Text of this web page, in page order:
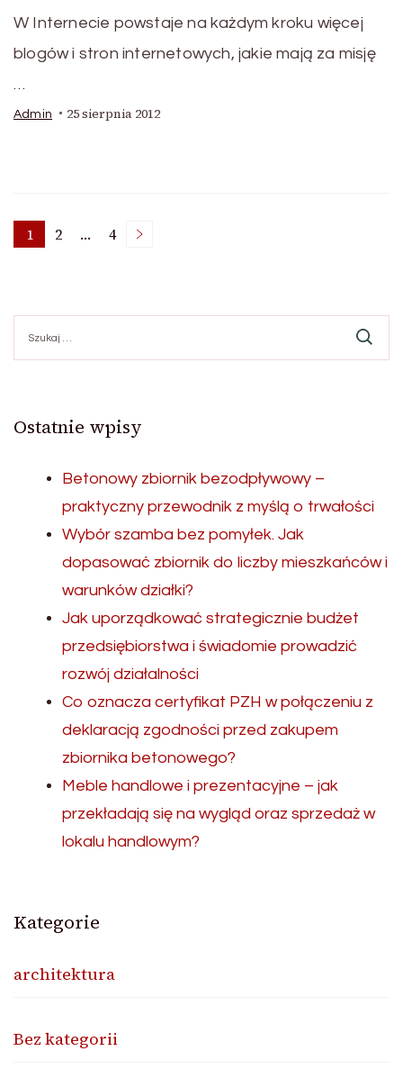
W Internecie powstaje na każdym kroku więcej
blogów i stron internetowych, jakie mają za misję
…
Admin 25 sierpnia 2012
Stronicowanie
wpisów
Strona
1 Strona
2 … Strona
4
Ostatnie wpisy
Betonowy zbiornik bezodpływowy –
praktyczny przewodnik z myślą o trwałości
Wybór szamba bez pomyłek. Jak
dopasować zbiornik do liczby mieszkańców i
warunków działki?
Jak uporządkować strategicznie budżet
przedsiębiorstwa i świadomie prowadzić
rozwój działalności
Co oznacza certyfikat PZH w połączeniu z
deklaracją zgodności przed zakupem
zbiornika betonowego?
Meble handlowe i prezentacyjne – jak
przekładają się na wygląd oraz sprzedaż w
lokalu handlowym?
Kategorie
architektura
Bez kategorii